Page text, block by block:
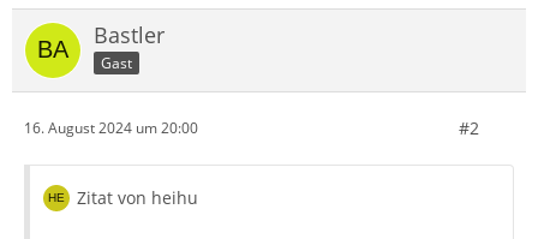
Bastler
Gast
16. August 2024 um 20:00 #2
Zitat von heihu